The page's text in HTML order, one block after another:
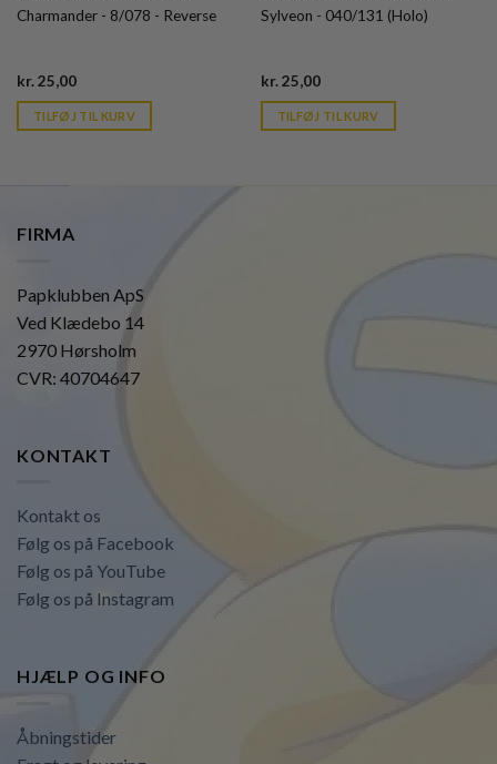
Charmander - 8/078 - Reverse
kr.25,00Current
is:
kr. 39,95.
TILFØJ TIL KURV
Sylveon - 040/131 (Holo)
kr.25,00Current
is:
kr. 39,95.
TILFØJ TIL KURV
FIRMA
Papklubben ApS
Ved Klædebo 14
2970 Hørsholm
CVR: 40704647
KONTAKT
Kontakt os
Følg os på Facebook
Følg os på YouTube
Følg os på Instagram
HJÆLP OG INFO
Åbningstider